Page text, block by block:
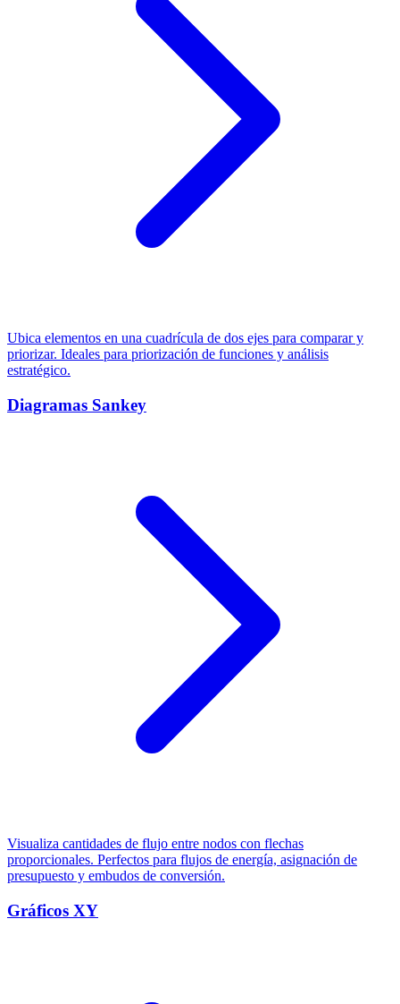
Ubica elementos en una cuadrícula de dos ejes para comparar y
priorizar. Ideales para priorización de funciones y análisis
estratégico.
Diagramas Sankey
Visualiza cantidades de flujo entre nodos con flechas
proporcionales. Perfectos para flujos de energía, asignación de
presupuesto y embudos de conversión.
Gráficos XY